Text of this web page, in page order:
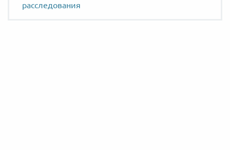
расследования